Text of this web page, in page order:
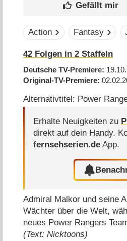
Action Fantasy
42 Folgen in2 Staffeln
Deutsche TV-Premiere
Original-TV-Premiere
Alternativtitel: Power
Erhalte Neuigkeiten zu
direkt auf dein Handy.
fernsehserien.de App.
Admiral Malkor und seine
Wächter über die Welt,
neues Power Rangers
(Text: Nicktoons)